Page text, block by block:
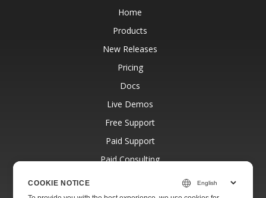
Home
Products
New Releases
Pricing
Docs
Live Demos
Free Support
Paid Support
Paid Consulting
Websites
COOKIE NOTICE